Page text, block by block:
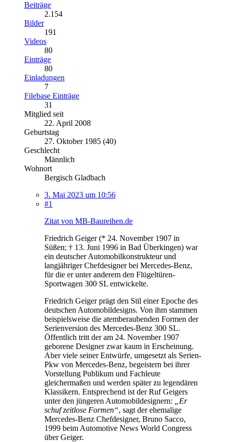
Beiträge
2.154
Bilder
191
Videos
80
Einträge
80
Einladungen
7
Filebase Einträge
31
Mitglied seit
22. April 2008
Geburtstag
27. Oktober 1985 (40)
Geschlecht
Männlich
Wohnort
Bergisch Gladbach
3. Mai 2023 um 10:56
#1
Zitat von MB-Baureihen.de
Friedrich Geiger (* 24. November 1907 in
Süßen; † 13. Juni 1996 in Bad Überkingen) war
ein deutscher Automobilkonstrukteur und
langjähriger Chefdesigner bei Mercedes-Benz,
für die er unter anderem den Flügeltüren-
Sportwagen 300 SL entwickelte.
Friedrich Geiger prägt den Stil einer Epoche des
deutschen Automobildesigns. Von ihm stammen
beispielsweise die atemberaubenden Formen der
Serienversion des Mercedes-Benz 300 SL.
Öffentlich tritt der am 24. November 1907
geborene Designer zwar kaum in Erscheinung.
Aber viele seiner Entwürfe, umgesetzt als Serien-
Pkw von Mercedes-Benz, begeistern bei ihrer
Vorstellung Publikum und Fachleute
gleichermaßen und werden später zu legendären
Klassikern. Entsprechend ist der Ruf Geigers
unter den jüngeren Automobildesignern:
„Er
schuf zeitlose Formen“, sagt der ehemalige
Mercedes-Benz Chefdesigner, Bruno Sacco,
1999 beim Automotive News World Congress
über Geiger.